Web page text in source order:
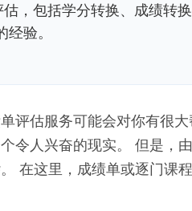
，包括学分转换、成绩转
验。
评估服务可能会对你有很
令人兴奋的现实。 但是，
在这里，成绩单或逐门课